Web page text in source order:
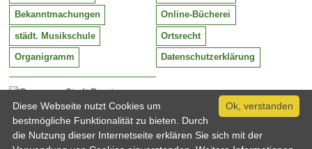
Stadt Barntrup
Mittelstraße 38
32683 Barntrup
Tel:
05263 / 409-0
Bekanntmachungen Online-Bücherei
städt. Musikschule Ortsrecht
Organigramm Datenschutzerklärung
Ok, verstanden
Diese Webseite nutzt Cookies um
bestmögliche Funktionalität zu bieten. Durch
die Nutzung dieser Internetseite erklären Sie sich mit der